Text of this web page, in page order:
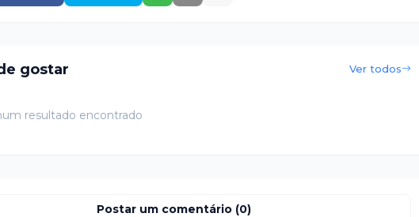
gostar Ver todos
resultado encontrado
Postar um comentário (0)